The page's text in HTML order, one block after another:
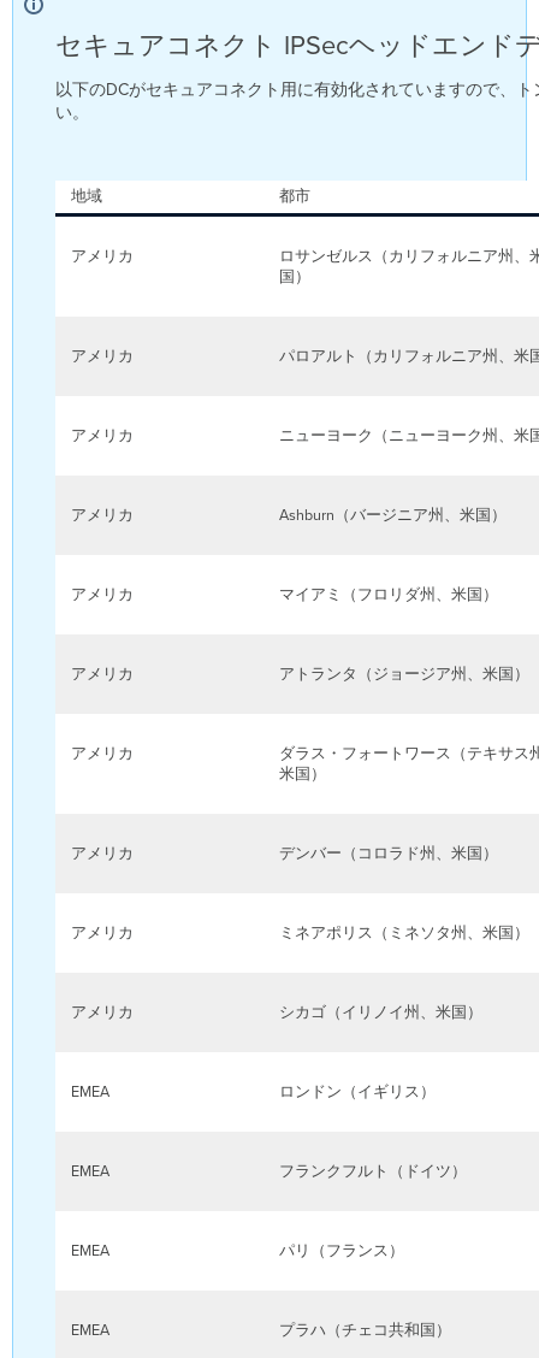
セキュアコネクト IPSecヘッドエンド
以下のDCがセキュアコネクト用に有効化されていますので、
い。
地域 都市
アメリカ
ロサンゼルス（カリフォルニア州、
国）
アメリカ パロアルト（カリフォルニア州、米
アメリカ ニューヨーク（ニューヨーク州、米
アメリカ Ashburn（バージニア州、米国）
アメリカ マイアミ（フロリダ州、米国）
アメリカ アトランタ（ジョージア州、米国）
アメリカ
ダラス・フォートワース（テキサス
米国）
アメリカ デンバー（コロラド州、米国）
アメリカ ミネアポリス（ミネソタ州、米国）
アメリカ シカゴ（イリノイ州、米国）
EMEA ロンドン（イギリス）
EMEA フランクフルト（ドイツ）
EMEA パリ（フランス）
EMEA プラハ（チェコ共和国）